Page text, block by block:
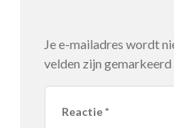
Je e-mailadres wordt
velden zijn